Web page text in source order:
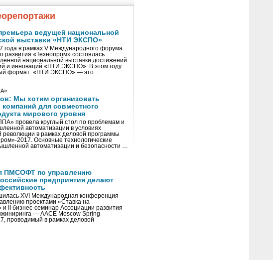
ведущей национальной
выставки «НТИ ЭКСПО»
года в рамках V Международного форума
развития «Технопром» состоялась
национальной выставки достижений
и инноваций «НТИ ЭКСПО». В этом году
формат: «НТИ ЭКСПО» — это …
Мы хотим организовать
для совместного
мирового уровня
провела круглый стол по проблемам и
автоматизации в условиях
революции в рамках деловой программы
2017. Основные технологические
автоматизации и безопасности …
ПМСОФТ по управлению
предприятия делают
XVI Международная конференция
проектами «Ставка на
и II бизнес-семинар Ассоциации развития
— AACE Moscow Spring
проводимый в рамках деловой